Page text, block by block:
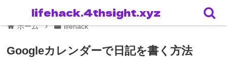
ホーム lifehack
Googleカレンダーで日記を書く方法
lifehack.4thsight.xyz